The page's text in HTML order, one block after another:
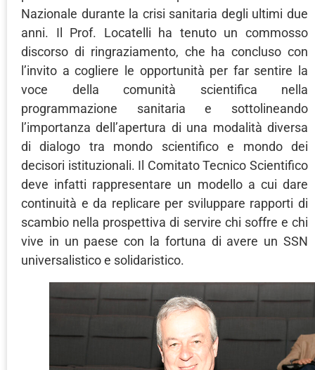
Nazionale durante la crisi sanitaria degli ultimi due
anni. Il Prof. Locatelli ha tenuto un commosso
discorso di ringraziamento, che ha concluso con
l’invito a cogliere le opportunità per far sentire la
voce della comunità scientifica nella
programmazione sanitaria e sottolineando
l’importanza dell’apertura di una modalità diversa
di dialogo tra mondo scientifico e mondo dei
decisori istituzionali. Il Comitato Tecnico Scientifico
deve infatti rappresentare un modello a cui dare
continuità e da replicare per sviluppare rapporti di
scambio nella prospettiva di servire chi soffre e chi
vive in un paese con la fortuna di avere un SSN
universalistico e solidaristico.